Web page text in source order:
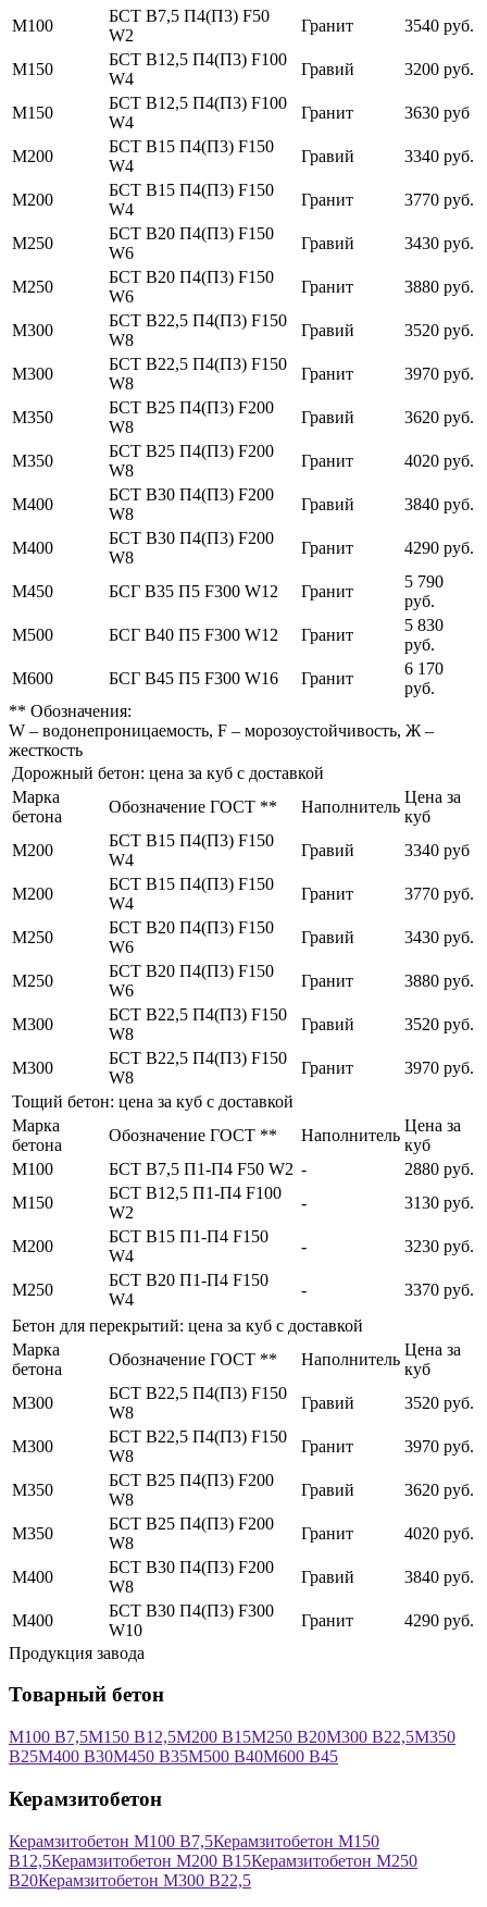
М100
БСТ В7,5 П4(П3) F50
W2
Гранит 3540 руб.
М150
БСТ В12,5 П4(П3) F100
W4
Гравий 3200 руб.
М150
БСТ В12,5 П4(П3) F100
W4
Гранит 3630 руб
М200
БСТ В15 П4(П3) F150
W4
Гравий 3340 руб.
М200
БСТ В15 П4(П3) F150
W4
Гранит 3770 руб.
М250
БСТ В20 П4(П3) F150
W6
Гравий 3430 руб.
М250
БСТ В20 П4(П3) F150
W6
Гранит 3880 руб.
М300
БСТ В22,5 П4(П3) F150
W8
Гравий 3520 руб.
М300
БСТ В22,5 П4(П3) F150
W8
Гранит 3970 руб.
М350
БСТ В25 П4(П3) F200
W8
Гравий 3620 руб.
М350
БСТ В25 П4(П3) F200
W8
Гранит 4020 руб.
М400
БСТ В30 П4(П3) F200
W8
Гравий 3840 руб.
М400
БСТ В30 П4(П3) F200
W8
Гранит 4290 руб.
М450 БСГ В35 П5 F300 W12 Гранит
5 790
руб.
М500
БСГ В40 П5 F300 W12 Гранит
5 830
руб.
М600
БСГ В45 П5 F300 W16 Гранит
6 170
руб.
** Обозначения:
W – водонепроницаемость, F – морозоустойчивость, Ж –
жесткость
Дорожный бетон: цена за куб с доставкой
Марка
бетона
Обозначение ГОСТ ** Наполнитель
Цена за
куб
М200
БСТ В15 П4(П3) F150
W4
Гравий 3340 руб
М200
БСТ В15 П4(П3) F150
W4
Гранит 3770 руб.
М250
БСТ В20 П4(П3) F150
W6
Гравий 3430 руб.
М250
БСТ В20 П4(П3) F150
W6
Гранит 3880 руб.
М300
БСТ В22,5 П4(П3) F150
W8
Гравий 3520 руб.
М300
БСТ В22,5 П4(П3) F150
W8
Гранит
3970 руб.
Тощий бетон: цена за куб с доставкой
Марка
бетона
Обозначение ГОСТ ** Наполнитель
Цена за
куб
М100
БСТ В7,5 П1-П4 F50 W2 -
2880 руб.
М150
БСТ В12,5 П1-П4 F100
W2
- 3130 руб.
М200
БСТ В15 П1-П4 F150
W4
- 3230 руб.
М250
БСТ В20 П1-П4 F150
W4
-
3370 руб.
Бетон для перекрытий: цена за куб с доставкой
Марка
бетона
Обозначение ГОСТ ** Наполнитель
Цена за
куб
М300
БСТ В22,5 П4(П3) F150
W8
Гравий 3520 руб.
М300
БСТ В22,5 П4(П3) F150
W8
Гранит 3970 руб.
М350
БСТ В25 П4(П3) F200
W8
Гравий 3620 руб.
М350
БСТ В25 П4(П3) F200
W8
Гранит 4020 руб.
М400
БСТ В30 П4(П3) F200
W8
Гравий 3840 руб.
М400
БСТ В30 П4(П3) F300
W10
Гранит
4290 руб.
Продукция завода
Товарный бетон
М100 В7,5М150 В12,5М200 В15М250 В20М300 В22,5М350
В25М400 В30М450 В35М500 В40М600 В45
Керамзитобетон
Керамзитобетон М100 В7,5Керамзитобетон М150
В12,5Керамзитобетон М200 В15Керамзитобетон М250
В20Керамзитобетон М300 В22,5